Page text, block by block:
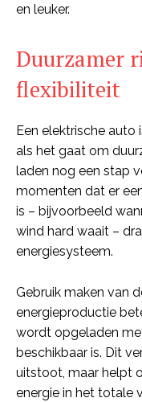
en leuker.
Duurzamer
flexibiliteit
Een elektrische auto
als het gaat om
laden nog een stap
momenten dat er
is – bijvoorbeeld
wind hard waait –
energiesysteem.
Gebruik maken van
energieproductie
wordt opgeladen
beschikbaar is. Dit
uitstoot, maar helpt
energie in het totale